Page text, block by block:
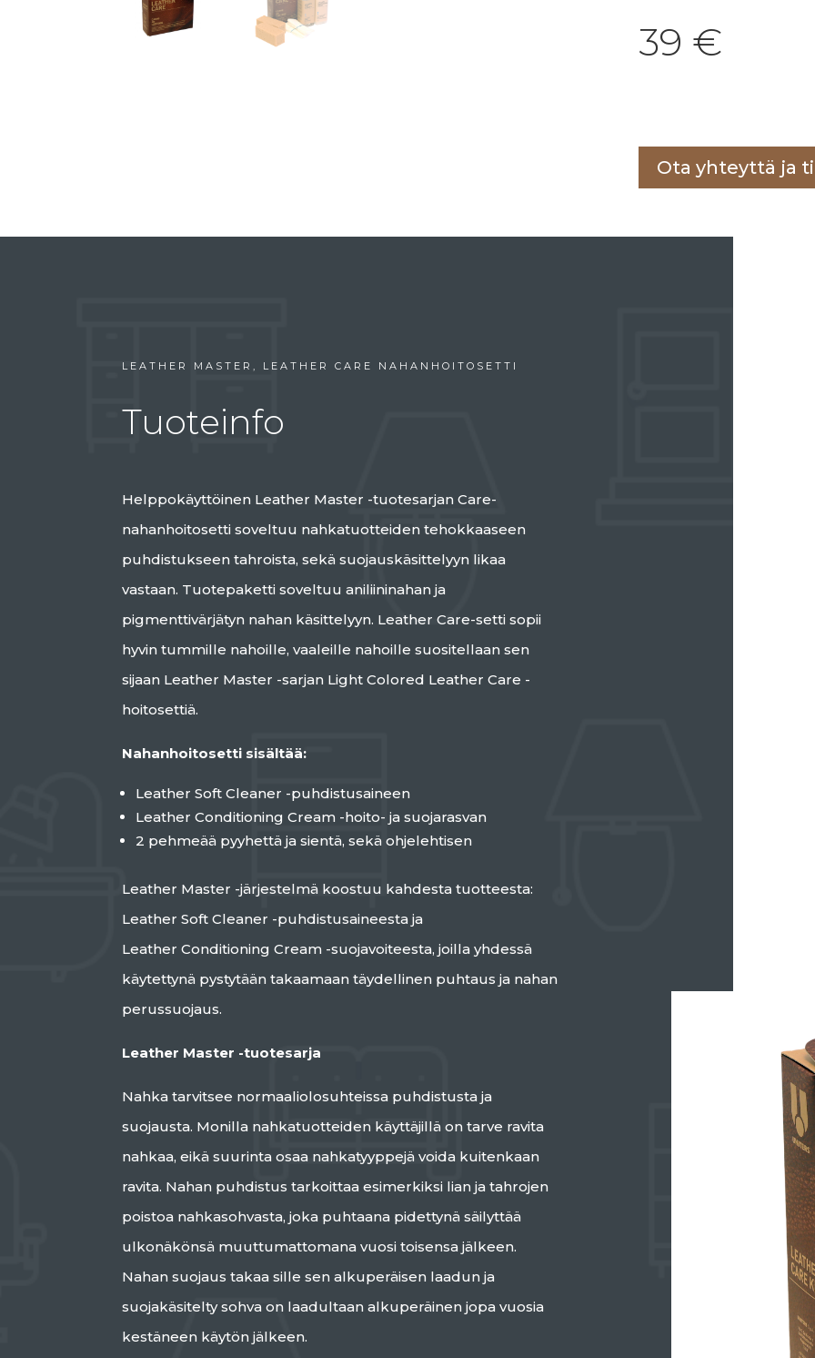
39 €
Ota yhteyttä ja
LEATHER MASTER, LEATHER CARE NAHANHOITOSETTI
Tuoteinfo
Helppokäyttöinen Leather Master -tuotesarjan Care-
nahanhoitosetti soveltuu nahkatuotteiden tehokkaaseen
puhdistukseen tahroista, sekä suojauskäsittelyyn likaa
vastaan. Tuotepaketti soveltuu aniliininahan ja
pigmenttivärjätyn nahan käsittelyyn. Leather Care-setti sopii
hyvin tummille nahoille, vaaleille nahoille suositellaan sen
sijaan Leather Master -sarjan Light Colored Leather Care -
hoitosettiä.
Nahanhoitosetti sisältää:
Leather Soft Cleaner -puhdistusaineen
Leather Conditioning Cream -hoito- ja suojarasvan
2 pehmeää pyyhettä ja sientä, sekä ohjelehtisen
Leather Master -järjestelmä koostuu kahdesta tuotteesta:
Leather Soft Cleaner -puhdistusaineesta ja
Leather Conditioning Cream -suojavoiteesta, joilla yhdessä
käytettynä pystytään takaamaan täydellinen puhtaus ja nahan
perussuojaus.
Leather Master -tuotesarja
Nahka tarvitsee normaaliolosuhteissa puhdistusta ja
suojausta. Monilla nahkatuotteiden käyttäjillä on tarve ravita
nahkaa, eikä suurinta osaa nahkatyyppejä voida kuitenkaan
ravita. Nahan puhdistus tarkoittaa esimerkiksi lian ja tahrojen
poistoa nahkasohvasta, joka puhtaana pidettynä säilyttää
ulkonäkönsä muuttumattomana vuosi toisensa jälkeen.
Nahan suojaus takaa sille sen alkuperäisen laadun ja
suojakäsitelty sohva on laadultaan alkuperäinen jopa vuosia
kestäneen käytön jälkeen.